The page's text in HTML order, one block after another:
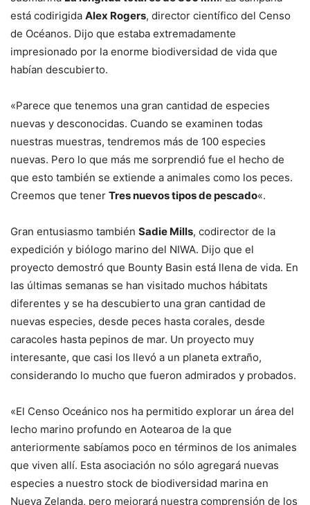
está codirigida Alex Rogers, director científico del Censo
de Océanos. Dijo que estaba extremadamente
impresionado por la enorme biodiversidad de vida que
habían descubierto.
«Parece que tenemos una gran cantidad de especies
nuevas y desconocidas. Cuando se examinen todas
nuestras muestras, tendremos más de 100 especies
nuevas. Pero lo que más me sorprendió fue el hecho de
que esto también se extiende a animales como los peces.
Creemos que tener Tres nuevos tipos de pescado«.
Gran entusiasmo también Sadie Mills, codirector de la
expedición y biólogo marino del NIWA. Dijo que el
proyecto demostró que Bounty Basin está llena de vida. En
las últimas semanas se han visitado muchos hábitats
diferentes y se ha descubierto una gran cantidad de
nuevas especies, desde peces hasta corales, desde
caracoles hasta pepinos de mar. Un proyecto muy
interesante, que casi los llevó a un planeta extraño,
considerando lo mucho que fueron admirados y probados.
«El Censo Oceánico nos ha permitido explorar un área del
lecho marino profundo en Aotearoa de la que
anteriormente sabíamos poco en términos de los animales
que viven allí. Esta asociación no sólo agregará nuevas
especies a nuestro stock de biodiversidad marina en
Nueva Zelanda, pero mejorará nuestra comprensión de los